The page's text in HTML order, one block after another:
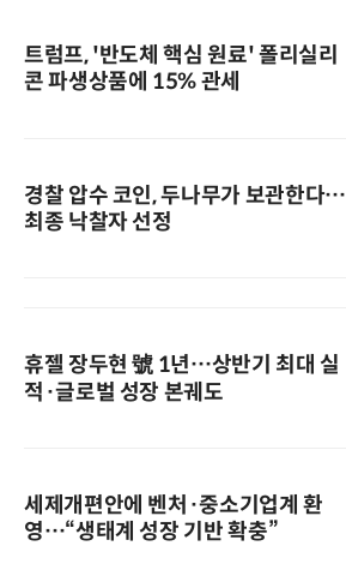
트럼프, '반도체 핵심 원료' 폴리실리
콘 파생상품에 15% 관세
경찰 압수 코인, 두나무가 보관한다…
최종 낙찰자 선정
휴젤 장두현 號 1년…상반기 최대 실
적·글로벌 성장 본궤도
세제개편안에 벤처·중소기업계 환
영…“생태계 성장 기반 확충”